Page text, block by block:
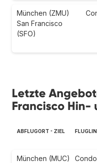
München (ZMU)
San Francisco
(SFO)
Letzte
Francisco Hin-
ABFLUGORT - ZIEL
München (MUC)